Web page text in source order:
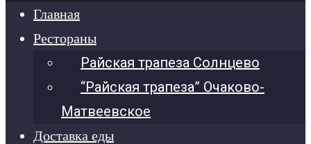
Главная
Рестораны
Райская трапеза Солнцево
“Райская трапеза” Очаково-
Матвеевское
Доставка еды